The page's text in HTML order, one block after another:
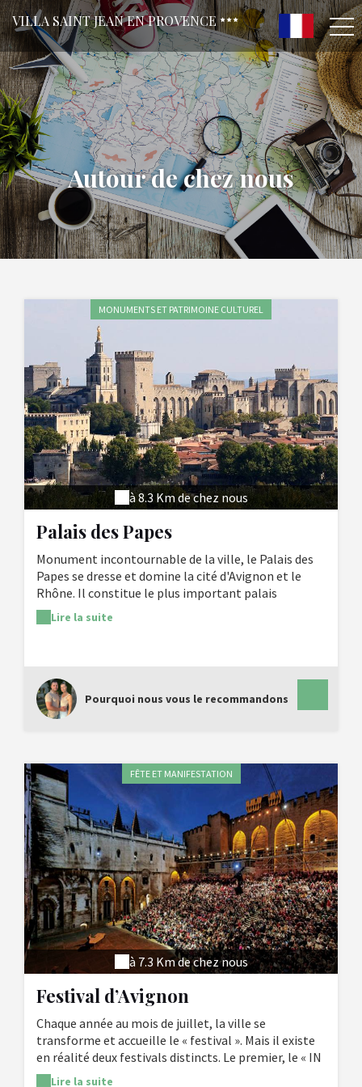
VILLA SAINT JEAN EN PROVENCE
Autour de chez nous
MONUMENTS ET PATRIMOINE CULTUREL
à 8.3 Km de chez nous
Palais des Papes
Monument incontournable de la ville, le Palais des
Papes se dresse et domine la cité d'Avignon et le
Rhône. Il constitue le plus important palais
gothique de l'Occident (équivalent au volume de 4
cathédrales gothiques réunies). C'est le symbole du
ans, il est l'œuvre principalement de deux papes
bâtisseurs, Benoît XII et son successeur Clément VI.
Visites à thème, en groupe ou en famille, le Palais
pratiques : ouvert 7j/7. Possibilité d'achat de billets
groupés palais des papes + pont Saint Bénezet.
Lire la suite
Pourquoi nous vous le recommandons
FÊTE ET MANIFESTATION
à 7.3 Km de chez nous
Festival d’Avignon
Chaque année au mois de juillet, la ville se
transforme et accueille le « festival ». Mais il existe
en réalité deux festivals distincts. Le premier, le « IN
», celui créé par Jean Vilar en 1947, est l'un des plus
Lire la suite